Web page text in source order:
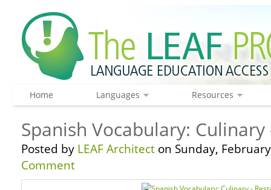
Home Languages Resources
Spanish Vocabulary:
Posted by LEAF Architect on Sunday,
Comment